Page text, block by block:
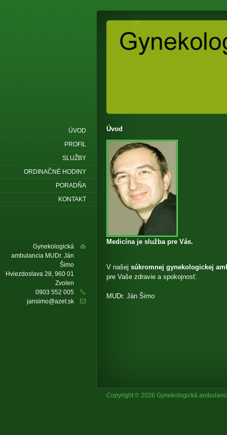
Úvod
Medicína je služba pre Vás.
V našej súkromnej gynekologickej
pre Vaše zdravie a spokojnosť.
MUDr. Ján Šimo
ÚVOD
PROFIL
SLUŽBY
ORDINAČNÉ HODINY
PORADŇA
KONTAKT
Gynekologická
ambulancia MUDr. Ján
Šimo
Hviezdoslava 28, 960 01
Zvolen
0903 552 005
jansimo@azet.sk
Copyright © 2026 Gynekologická